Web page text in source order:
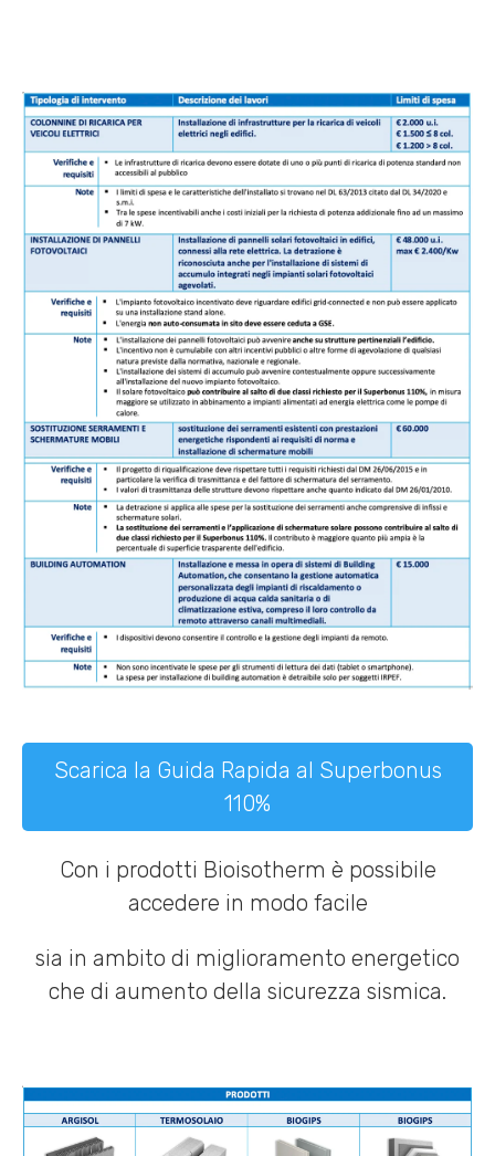
Scarica la Guida Rapida al Superbonus
110%
Con i prodotti Bioisotherm è possibile
accedere in modo facile
sia in ambito di miglioramento energetico
che di aumento della sicurezza sismica.